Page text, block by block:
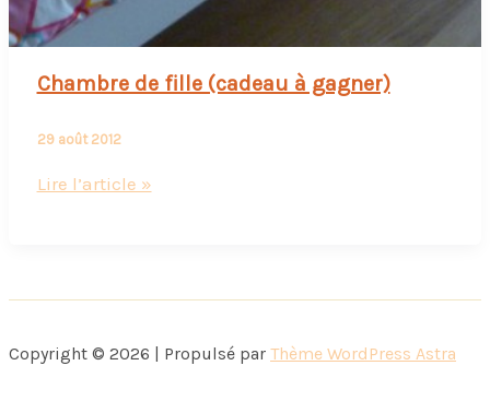
Chambre de fille (cadeau à gagner)
29 août 2012
Chambre
à
Lire l’article »
Copyright © 2026 | Propulsé par Thème WordPress Astra